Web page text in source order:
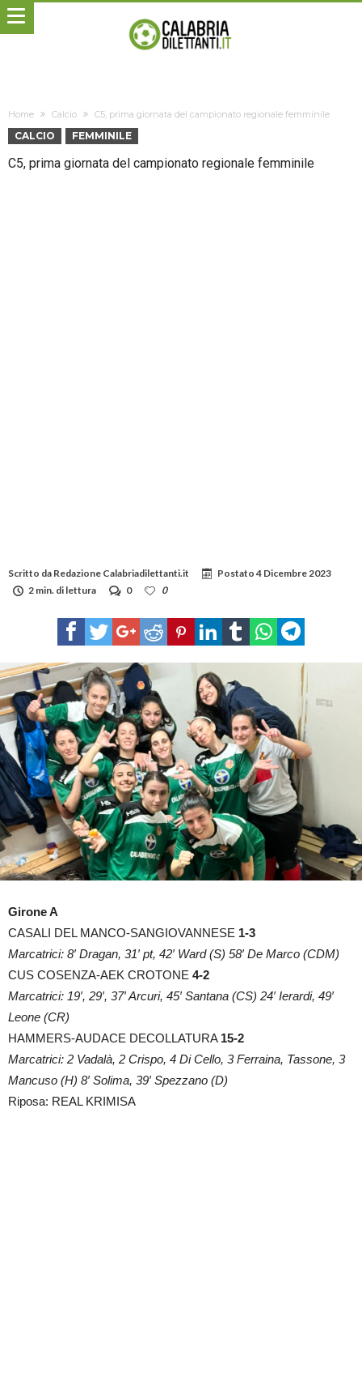
Home Calcio C5, prima giornata del campionato regionale femminile
CALCIO FEMMINILE
C5, prima giornata del campionato regionale femminile
Scritto da Redazione Calabriadilettanti.it Postato4 Dicembre 2023
2 min. di lettura
0 0
Girone A
CASALI DEL MANCO-SANGIOVANNESE 1-3
Marcatrici: 8′ Dragan, 31′ pt, 42′ Ward (S) 58′ De Marco (CDM)
CUS COSENZA-AEK CROTONE 4-2
Marcatrici: 19′, 29′, 37′ Arcuri, 45′ Santana (CS) 24′ Ierardi, 49′
Leone (CR)
HAMMERS-AUDACE DECOLLATURA 15-2
Marcatrici: 2 Vadalà, 2 Crispo, 4 Di Cello, 3 Ferraina, Tassone, 3
Mancuso (H) 8′ Solima, 39′ Spezzano (D)
Riposa: REAL KRIMISA